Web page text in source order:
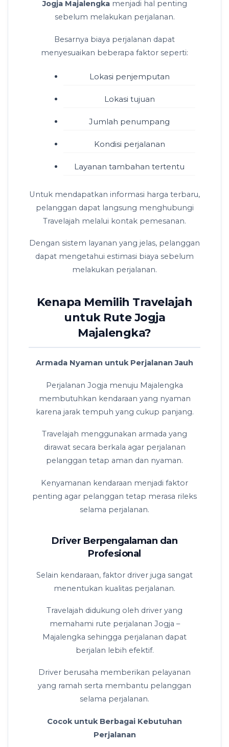
Jogja Majalengkamenjadi hal penting
sebelum melakukan perjalanan.
Besarnya biaya perjalanan dapat
menyesuaikan beberapa faktor seperti:
Lokasi penjemputan
Lokasi tujuan
Jumlah penumpang
Kondisi perjalanan
Layanan tambahan tertentu
Untuk mendapatkan informasi harga terbaru,
pelanggan dapat langsung menghubungi
Travelajah melalui kontak pemesanan.
Dengan sistem layanan yang jelas, pelanggan
dapat mengetahui estimasi biaya sebelum
melakukan perjalanan.
Kenapa Memilih Travelajah
untuk Rute Jogja
Majalengka?
Armada Nyaman untuk Perjalanan Jauh
Perjalanan Jogja menuju Majalengka
membutuhkan kendaraan yang nyaman
karena jarak tempuh yang cukup panjang.
Travelajah menggunakan armada yang
dirawat secara berkala agar perjalanan
pelanggan tetap aman dan nyaman.
Kenyamanan kendaraan menjadi faktor
penting agar pelanggan tetap merasa rileks
selama perjalanan.
Driver Berpengalaman dan
Profesional
Selain kendaraan, faktor driver juga sangat
menentukan kualitas perjalanan.
Travelajah didukung oleh driver yang
memahami rute perjalanan Jogja –
Majalengka sehingga perjalanan dapat
berjalan lebih efektif.
Driver berusaha memberikan pelayanan
yang ramah serta membantu pelanggan
selama perjalanan.
Cocok untuk Berbagai Kebutuhan
Perjalanan